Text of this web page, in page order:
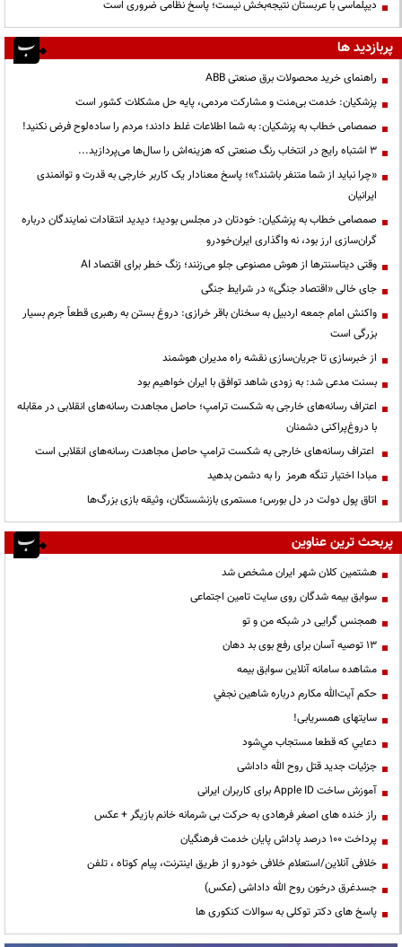
دیپلماسی با عربستان نتیجه‌بخش نیست؛ پاسخ نظامی ضروری است
پربازدید ها
راهنمای خرید محصولات برق صنعتی ABB
پزشکیان: خدمت بی‌منت و مشارکت مردمی، پایه حل مشکلات کشور است
صمصامی خطاب به پزشکیان: به شما اطلاعات غلط دادند؛ مردم را ساده‌لوح فرض نکنید!
3 اشتباه رایج در انتخاب رنگ صنعتی که هزینه‌اش را سال‌ها می‌پردازید...
«چرا نباید از شما متنفر باشند؟»؛ پاسخ معنادار یک کاربر خارجی به قدرت و توانمندی
ایرانیان
صمصامی خطاب به پزشکیان: خودتان در مجلس بودید؛ دیدید انتقادات نمایندگان درباره
گران‌سازی ارز بود، نه واگذاری ایران‌خودرو
وقتی دیتاسنترها از هوش مصنوعی جلو می‌زنند؛ زنگ خطر برای اقتصاد AI
جای خالی «اقتصاد جنگی» در شرایط جنگی
واکنش امام جمعه اردبیل به سخنان باقر خرازی: دروغ بستن به رهبری قطعاً جرم بسیار
بزرگی است
از خبرسازی تا جریان‌سازی نقشه راه مدیران هوشمند
بسنت مدعی شد: به زودی شاهد توافق با ایران خواهیم بود
اعتراف رسانه‌های خارجی به شکست ترامپ؛ حاصل مجاهدت رسانه‌های انقلابی در مقابله
با دروغ‌پراکنی دشمنان
اعتراف رسانه‌های خارجی به شکست ترامپ حاصل مجاهدت رسانه‌های انقلابی است
مبادا اختیار تنگه هرمز را به دشمن بدهید
اتاق پول دولت در دل بورس؛ مستمری بازنشستگان، وثیقه بازی بزرگ‌ها
پربحث ترین عناوین
هشتمین کلان شهر ایران مشخص شد
سوابق بیمه شدگان روی سایت تامین اجتماعی
همجنس گرایی در شبکه من و تو
13 توصیه آسان برای رفع بوی بد دهان
مشاهده سامانه آنلاين سوابق بیمه
حكم آيت‌الله مكارم درباره شاهين نجفي
سایتهای همسریابی!
دعايي كه قطعا مستجاب مي‌شود
جزئیات جدید قتل روح الله داداشی
آموزش ساخت Apple ID برای کاربران ایرانی
راز خنده های اصغر فرهادی به حرکت بی شرمانه خانم بازیگر + عکس
پرداخت ۱۰۰ درصد پاداش پایان خدمت فرهنگیان
خلافی آنلاین/استعلام خلافی خودرو از طریق اینترنت، پیام کوتاه ، تلفن
جسدغرق درخون روح الله داداشی (عکس)
پاسخ های دکتر توکلی به سوالات کنکوری ها